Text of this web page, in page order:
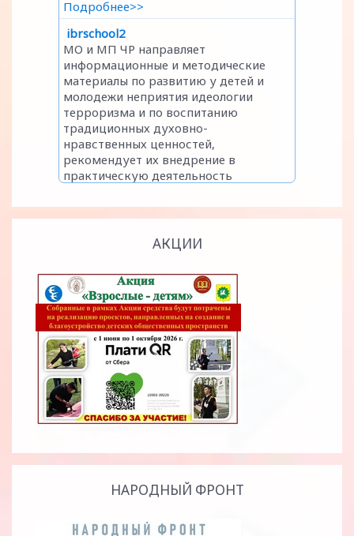
АКЦИИ
НАРОДНЫЙ ФРОНТ